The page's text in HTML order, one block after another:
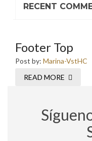
RECENT
Footer Top
Post by: Marina-VstHC
READ MORE